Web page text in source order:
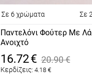
Σε 6 χρώματα Σε
Παντελόνι Φούτερ Με
Ανοιχτό
16.72€ 20.90€
Κερδίζεις: 4.18 €